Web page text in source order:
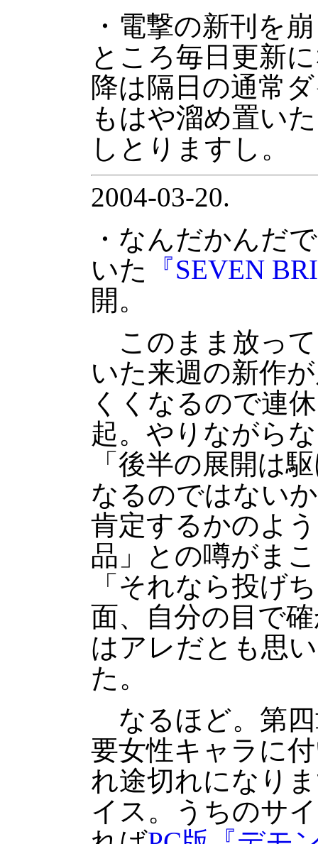
・電撃の新刊を
ところ毎日更新
降は隔日の通常
もはや溜め置い
しとりますし。
2004-03-20.
・なんだかんだ
いた
『SEVEN
開。
このまま放っ
いた来週の新作
くくなるので連
起。やりながら
「後半の展開は
なるのではない
肯定するかのよ
品」との噂がま
「それなら投げ
面、自分の目で
はアレだとも思
た。
なるほど。第
要女性キャラに
れ途切れになり
イス。うちのサ